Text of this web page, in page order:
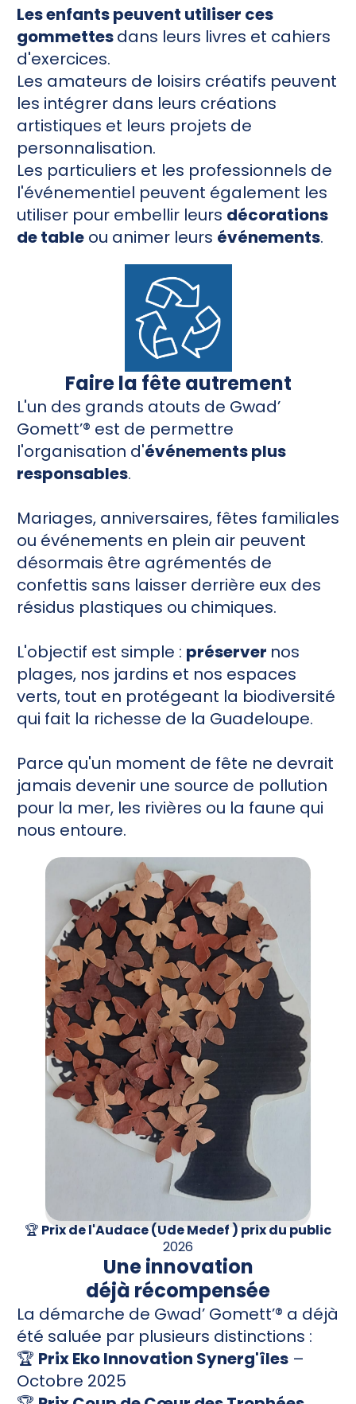
Les enfants peuvent utiliser ces
gommettesdans leurs livres et cahiers
d'exercices.
Les amateurs de loisirs créatifs peuvent
les intégrer dans leurs créations
artistiques et leurs projets de
personnalisation.
Les particuliers et les professionnels de
l'événementiel peuvent également les
utiliser pour embellir leurs décorations
de table ou animer leurs événements.
Faire la fête autrement
L'un des grands atouts de Gwad’
Gomett’® est de permettre
l'organisation d'événements plus
responsables.
Mariages, anniversaires, fêtes familiales
ou événements en plein air peuvent
désormais être agrémentés de
confettis sans laisser derrière eux des
résidus plastiques ou chimiques.
L'objectif est simple : préserver nos
plages, nos jardins et nos espaces
verts, tout en protégeant la biodiversité
qui fait la richesse de la Guadeloupe.
Parce qu'un moment de fête ne devrait
jamais devenir une source de pollution
pour la mer, les rivières ou la faune qui
nous entoure.
🏆 Prix de l'Audace (Ude Medef ) prix du public
2026
Une innovation
déjà récompensée
La démarche de Gwad’ Gomett’® a déjà
été saluée par plusieurs distinctions :
🏆 Prix Eko Innovation Synerg'îles –
Octobre 2025